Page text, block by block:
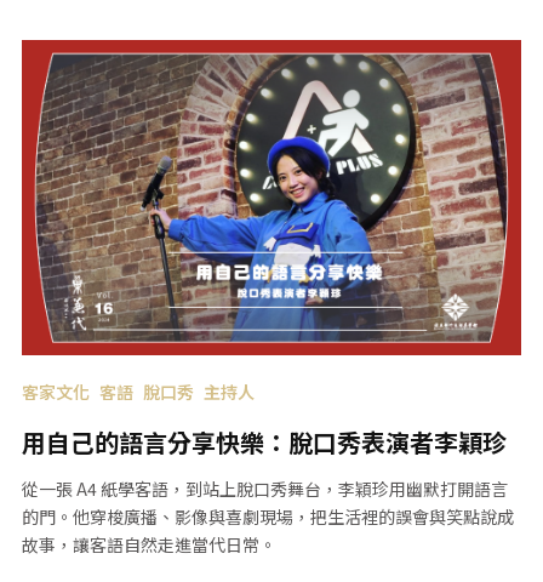
客家文化 客語 脫口秀 主持人
用自己的語言分享快樂：脫口秀表演者李穎珍
從一張 A4 紙學客語，到站上脫口秀舞台，李穎珍用幽默打開語言
的門。他穿梭廣播、影像與喜劇現場，把生活裡的誤會與笑點說成
故事，讓客語自然走進當代日常。